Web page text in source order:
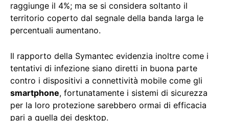
raggiunge il 4%; ma se si considera soltanto il
territorio coperto dal segnale della banda larga le
percentuali aumentano.
Il rapporto della Symantec evidenzia inoltre come i
tentativi di infezione siano diretti in buona parte
contro i dispositivi a connettività mobile come gli
smartphone, fortunatamente i sistemi di sicurezza
per la loro protezione sarebbero ormai di efficacia
pari a quella dei desktop.